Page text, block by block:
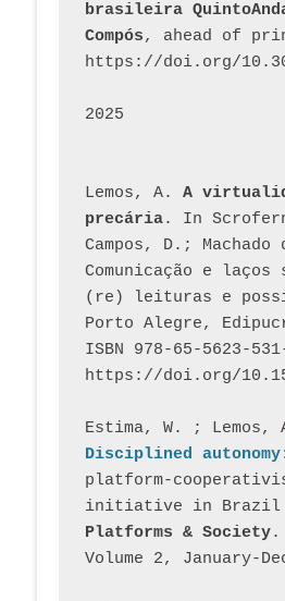
brasileira
Compós, ahead of
https://doi.org/
2025
Lemos, A. A
precária. In
Campos, D.;
Comunicação e
(re) leituras e
Porto Alegre,
ISBN 978-65-5623-
https://doi.org/
Estima, W. ; Lemos,
Disciplined autonomy
platform-
initiative in Brazil
Platforms & Society.
Volume 2, January-